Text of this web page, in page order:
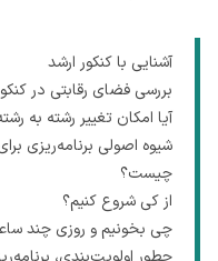
آشنایی با کنکور ارشد
بررسی فضای رقابتی در
آیا امکان تغییر رشته به
شیوه اصولی برنامه‌ریزی
چیست؟
از کی شروع کنیم؟
چی بخونیم و روزی چند